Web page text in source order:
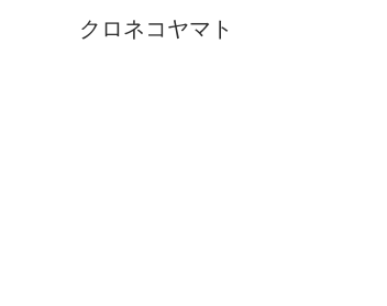
クロネコヤマト